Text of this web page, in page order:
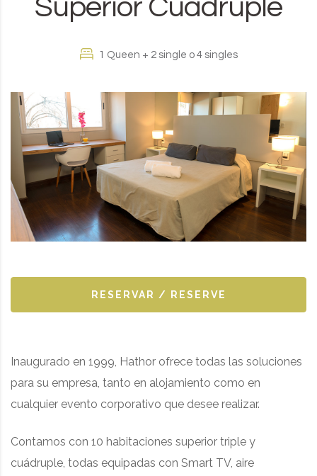
Superior Cuádruple
1 Queen + 2 single o 4 singles
Contamos con 10 habitaciones superior triple y
cuádruple, todas equipadas con Smart TV, aire
RESERVAR / RESERVE
Inaugurado en 1999, Hathor ofrece todas las soluciones
para su empresa, tanto en alojamiento como en
cualquier evento corporativo que desee realizar.